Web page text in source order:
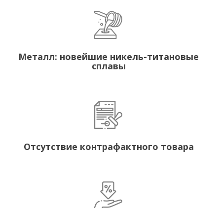
Металл: новейшие никель-титановые
сплавы
Отсутствие контрафактного товара